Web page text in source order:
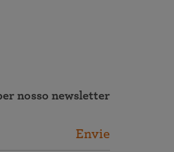
nosso newsletter
Envie